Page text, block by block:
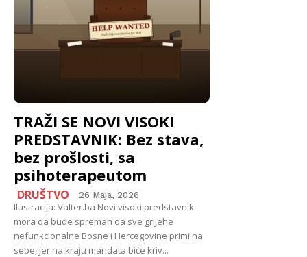
TRAŽI SE NOVI VISOKI
PREDSTAVNIK: Bez stava,
bez prošlosti, sa
psihoterapeutom
DRUŠTVO 26 Maja, 2026
Ilustracija: Valter.ba Novi visoki predstavnik
mora da bude spreman da sve grijehe
nefunkcionalne Bosne i Hercegovine primi na
sebe, jer na kraju mandata biće kriv...